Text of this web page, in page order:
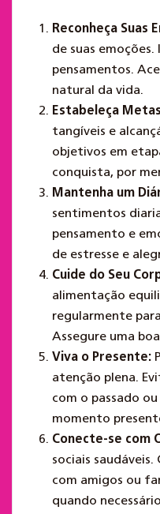
Reconheça Suas
de suas
pensamentos.
natural da vida.
Estabeleça
tangíveis e
objetivos em
conquista, por
Mantenha um
sentimentos
pensamento e
de estresse e
Cuide do Seu
alimentação
regularmente
Assegure uma
Viva o Presente:
atenção plena.
com o passado
momento
Conecte-se com
sociais
com amigos ou
quando